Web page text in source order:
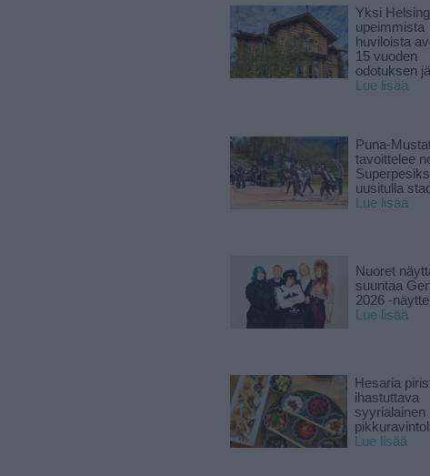
Yksi
upeimmista
huviloista
15 vuoden
odotuksen
Lue lisää
Puna-
tavoittelee
uusitulla
Lue lisää
Nuoret
suuntaa
2026 -
Lue lisää
Hesaria
ihastuttava
syyrialainen
Lue lisää